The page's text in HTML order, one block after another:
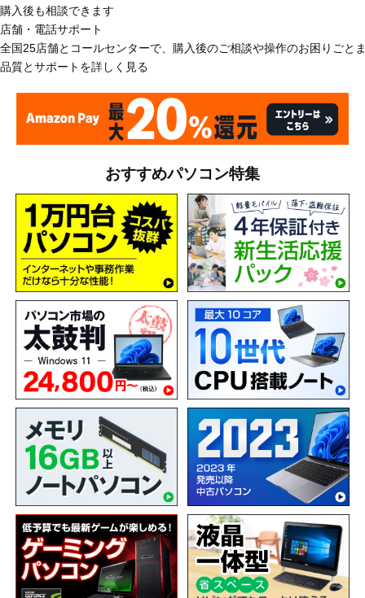
購入後も相談できます
店舗・電話サポート
全国25店舗とコールセンターで、購入後のご相談や操作のお困りごと
品質とサポートを詳しく見る
おすすめパソコン特集